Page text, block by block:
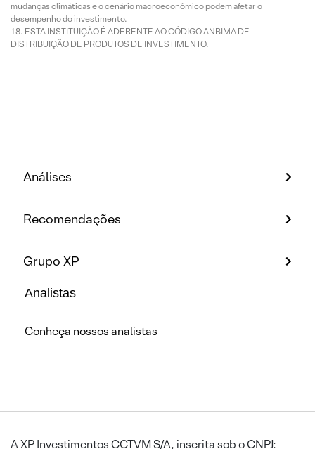
mudanças climáticas e o cenário macroeconômico podem afetar o
desempenho do investimento.
ESTA INSTITUIÇÃO É ADERENTE AO CÓDIGO ANBIMA DE
DISTRIBUIÇÃO DE PRODUTOS DE INVESTIMENTO.
Análises
Recomendações
Grupo XP
Analistas
Conheça nossos analistas
A XP Investimentos CCTVM S/A, inscrita sob o CNPJ: